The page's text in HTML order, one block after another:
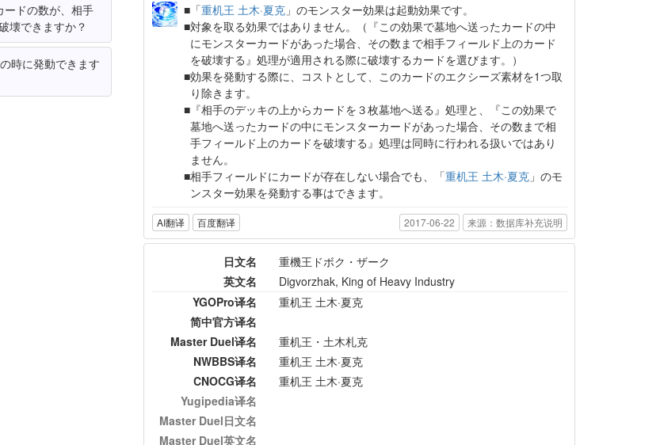
ードの数が、相手
壊できますか？
時に発動できます
「重机王 土木·夏克 」のモンスター効果は起動効果です。
対象を取る効果ではありません。（『この効果で墓地へ送ったカードの中
にモンスターカードがあった場合、その数まで相手フィールド上のカード
を破壊する』処理が適用される際に破壊するカードを選びます。）
効果を発動する際に、コストとして、このカードのエクシーズ素材を1つ取
り除きます。
『相手のデッキの上からカードを３枚墓地へ送る』処理と、『この効果で
墓地へ送ったカードの中にモンスターカードがあった場合、その数まで相
手フィールド上のカードを破壊する』処理は同時に行われる扱いではあり
ません。
相手フィールドにカードが存在しない場合でも、「重机王 土木·夏克 」のモ
ンスター効果を発動する事はできます。
AI翻译 百度翻译 2017-06-22 来源：数据库补充说明
日文名
重機王ドボク・ザーク
英文名
Digvorzhak, King of Heavy Industry
YGOPro译名
重机王 土木·夏克
简中官方译名
Master Duel译名
重机王・土木札克
NWBBS译名
重机王 土木·夏克
CNOCG译名
重机王 土木·夏克
Yugipedia译名
Master Duel日文名
Master Duel英文名